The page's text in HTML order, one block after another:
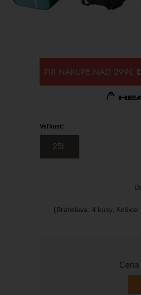
Veľkosť:
25L
(Bratislava: 4 kusy,
Cena